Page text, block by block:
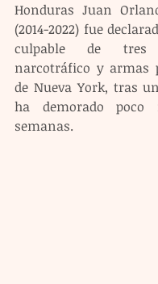
Honduras Juan
(2014-2022) fue
culpable de tres
narcotráfico y armas
de Nueva York, tras
ha demorado poco
semanas.